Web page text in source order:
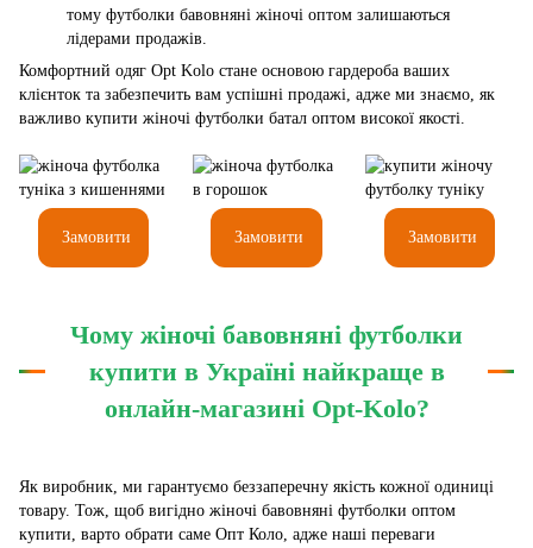
тому футболки бавовняні жіночі оптом залишаються
лідерами продажів.
Комфортний одяг Opt Kolo стане основою гардероба ваших
клієнток та забезпечить вам успішні продажі, адже ми знаємо, як
важливо купити жіночі футболки батал оптом високої якості.
Замовити Замовити Замовити
Чому жіночі бавовняні футболки
купити в Україні найкраще в
онлайн-магазині Opt-Kolo?
Як виробник, ми гарантуємо беззаперечну якість кожної одиниці
товару. Тож, щоб вигідно жіночі бавовняні футболки оптом
купити, варто обрати саме Опт Коло, адже наші переваги